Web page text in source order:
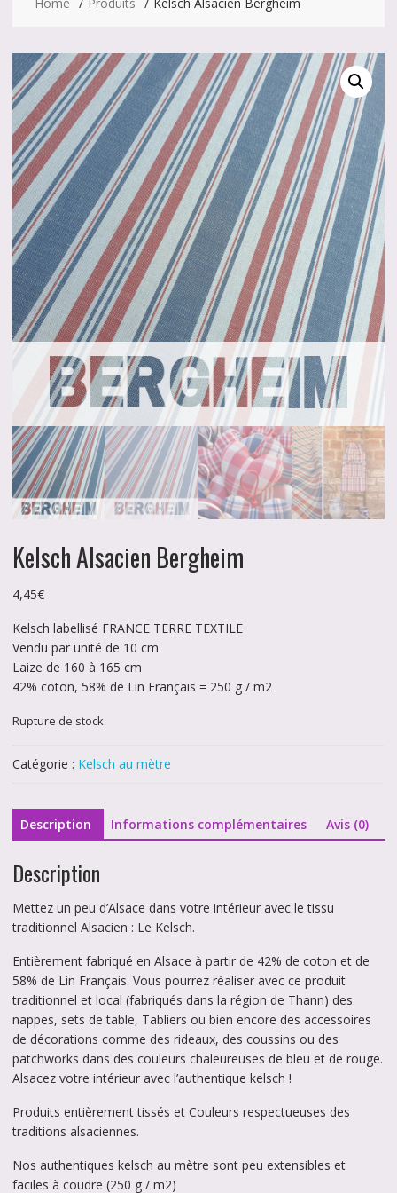
Kelsch Alsacien Bergheim
4,45€
Kelsch labellisé FRANCE TERRE TEXTILE
Vendu par unité de 10 cm
Laize de 160 à 165 cm
42% coton, 58% de Lin Français = 250 g / m2
Rupture de stock
Catégorie : Kelsch au mètre
Description Informations complémentaires Avis (0)
Description
Mettez un peu d’Alsace dans votre intérieur avec le tissu
traditionnel Alsacien : Le Kelsch.
Entièrement fabriqué en Alsace à partir de 42% de coton et de
58% de Lin Français. Vous pourrez réaliser avec ce produit
traditionnel et local (fabriqués dans la région de Thann) des
nappes, sets de table, Tabliers ou bien encore des accessoires
de décorations comme des rideaux, des coussins ou des
patchworks dans des couleurs chaleureuses de bleu et de rouge.
Alsacez votre intérieur avec l’authentique kelsch !
Produits entièrement tissés et Couleurs respectueuses des
traditions alsaciennes.
Nos authentiques kelsch au mètre sont peu extensibles et
faciles à coudre (250 g / m2)